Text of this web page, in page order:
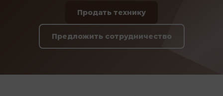
Продать технику
Предложить сотрудничество